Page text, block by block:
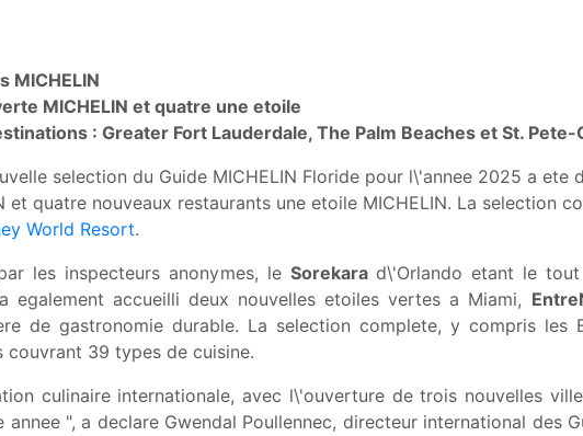
MICHELIN
MICHELIN et quatre une etoile
: Greater Fort Lauderdale, The Palm Beaches et St.
selection du Guide MICHELIN Floride pour l\'annee 2025 a ete
et quatre nouveaux restaurants une etoile MICHELIN. La selection
World Resort.
les inspecteurs anonymes, le Sorekara d\'Orlando etant le
egalement accueilli deux nouvelles etoiles vertes a Miami,
de gastronomie durable. La selection complete, y compris les
couvrant 39 types de cuisine.
culinaire internationale, avec l\'ouverture de trois nouvelles
", a declare Gwendal Poullennec, directeur international des